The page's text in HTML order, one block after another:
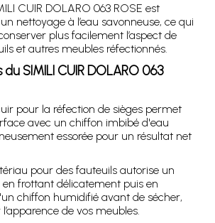
CUIR DOLARO 063 ROSE est
nettoyage à l’eau savonneuse, ce qui
plus facilement l’aspect de
et autres meubles réfectionnés.
SIMILI CUIR DOLARO 063
pour la réfection de sièges permet
avec un chiffon imbibé d'eau
essorée pour un résultat net
pour des fauteuils autorise un
frottant délicatement puis en
chiffon humidifié avant de sécher,
de vos meubles.